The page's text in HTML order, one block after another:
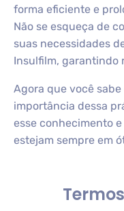
forma eficiente e
Não se esqueça de
suas necessidades
Insulfilm, garantindo
Agora que você
importância dessa
esse conhecimento
estejam sempre em